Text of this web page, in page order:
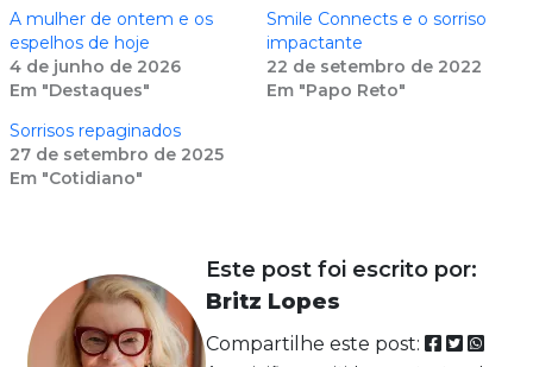
A mulher de ontem e os
espelhos de hoje
4 de junho de 2026
Em "Destaques"
Smile Connects e o sorriso
impactante
22 de setembro de 2022
Em "Papo Reto"
Sorrisos repaginados
27 de setembro de 2025
Em "Cotidiano"
Este post foi escrito por:
Britz Lopes
Compartilhe este post: